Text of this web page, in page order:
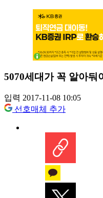
5070세대가 꼭 알아둬
입력 2017-11-08 10:05
선호매체 추가